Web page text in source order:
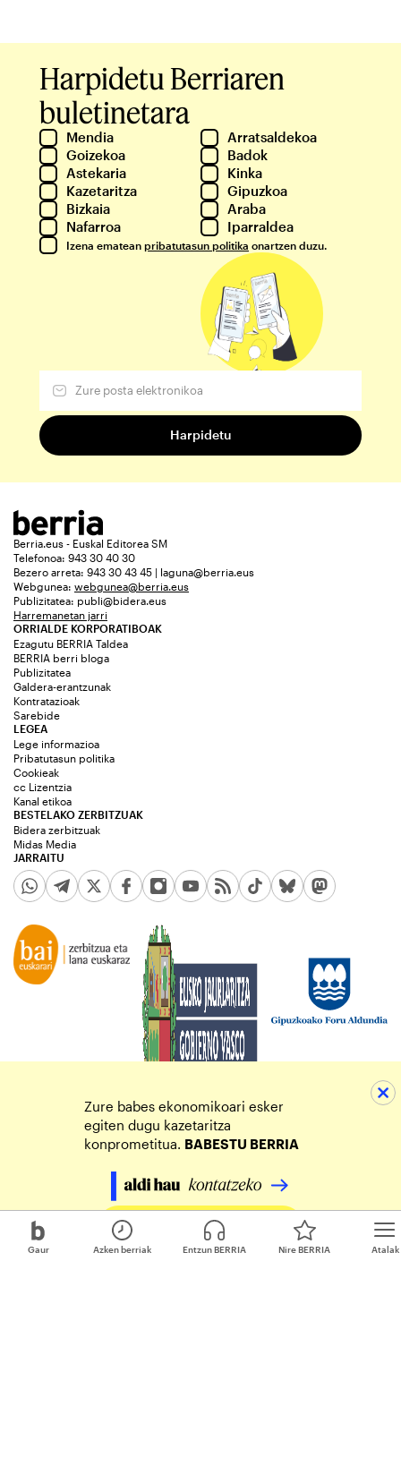
Gaur Atalak
Azken berriak Entzun BERRIA Nire BERRIA
Harpidetu Berriaren
buletinetara
Mendia
Arratsaldekoa
Goizekoa
Badok
Astekaria
Kinka
Kazetaritza
Gipuzkoa
Bizkaia
Araba
Nafarroa
Iparraldea
Izena ematean pribatutasun politika onartzen duzu.
Berria.eus - Euskal Editorea SM
Telefonoa: 943 30 40 30
Bezero arreta: 943 30 43 45 | laguna@berria.eus
Webgunea: webgunea@berria.eus
Publizitatea: publi@bidera.eus
Harremanetan jarri
ORRIALDE KORPORATIBOAK
Ezagutu BERRIA Taldea
BERRIA berri bloga
Publizitatea
Galdera-erantzunak
Kontratazioak
Sarebide
JARRAITU
LEGEA
Lege informazioa
Pribatutasun politika
Cookieak
cc Lizentzia
Kanal etikoa
BESTELAKO ZERBITZUAK
Bidera zerbitzuak
Midas Media
Zure babes ekonomikoari esker
egiten dugu kazetaritza
konprometitua. BABESTU BERRIA
Egin zure ekarpena